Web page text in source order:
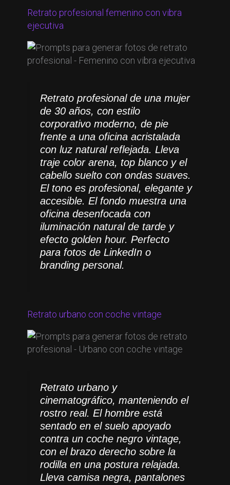
Retrato profesional femenino con vibra
ejecutiva
Retrato profesional de una mujer
de 30 años, con estilo
corporativo moderno, de pie
frente a una oficina acristalada
con luz natural reflejada. Lleva
traje color arena, top blanco y el
cabello suelto con ondas suaves.
El tono es profesional, elegante y
accesible. El fondo muestra una
oficina desenfocada con
iluminación natural de tarde y
efecto golden hour. Perfecto
para fotos de LinkedIn o
branding personal.
Retrato urbano con coche vintage
Retrato urbano y
cinematográfico, manteniendo el
rostro real. El hombre está
sentado en el suelo apoyado
contra un coche negro vintage,
con el brazo derecho sobre la
rodilla en una postura relajada.
Lleva camisa negra, pantalones